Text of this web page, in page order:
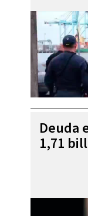
Deuda
1,71